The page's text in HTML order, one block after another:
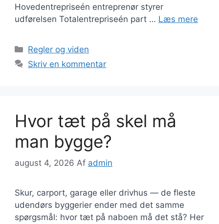
Hovedentrepriseén entreprenør styrer
udførelsen Totalentrepriseén part … Læs mere
Kategorier
Regler og viden
Skriv en kommentar
Hvor tæt på skel må
man bygge?
august 4, 2026 Af admin
Skur, carport, garage eller drivhus — de fleste
udendørs byggerier ender med det samme
spørgsmål: hvor tæt på naboen må det stå? Her